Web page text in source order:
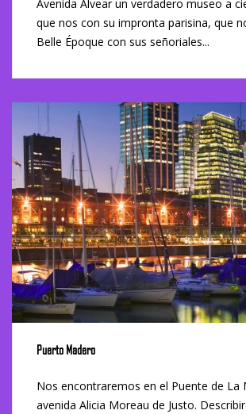
Avenida Alvear un verdadero museo a
que nos con su impronta parisina, que
Belle Époque con sus señoriales...
Puerto Madero
Nos encontraremos en el Puente de La
avenida Alicia Moreau de Justo.